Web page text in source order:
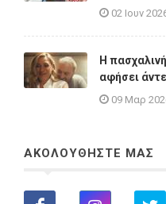
02 Ιουν
Η
αφήσει
09 Μαρ
ΑΚΟΛΟΥΘΗΣΤΕ ΜΑΣ